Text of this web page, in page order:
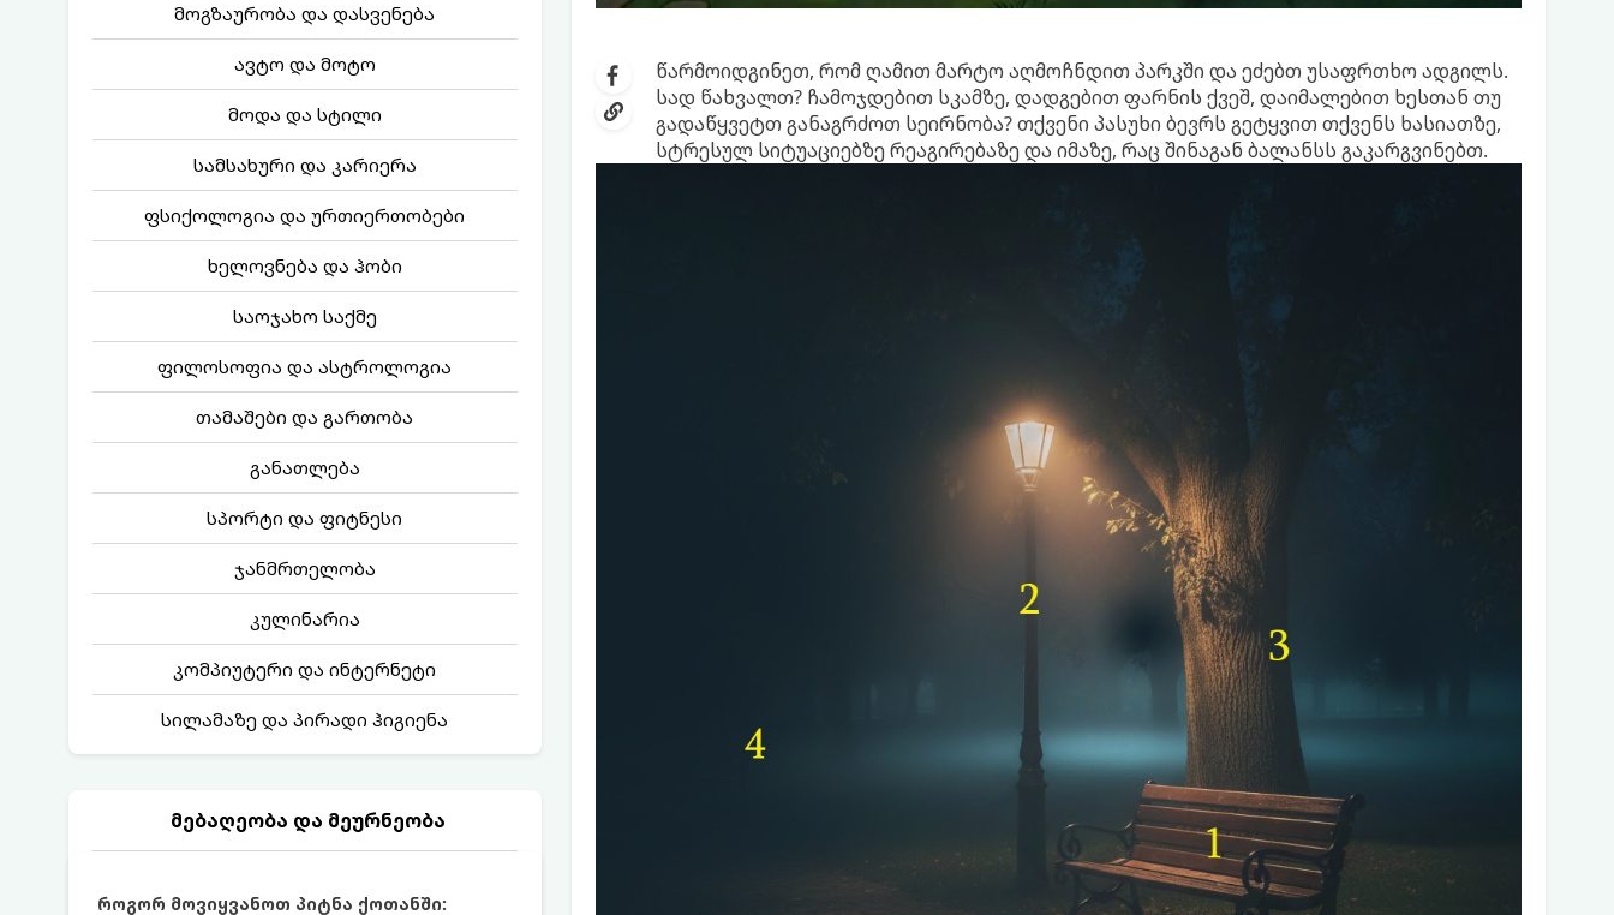
მოგზაურობა და დასვენება
ავტო და მოტო
მოდა და სტილი
სამსახური და კარიერა
ფსიქოლოგია და ურთიერთობები
ხელოვნება და ჰობი
საოჯახო საქმე
ფილოსოფია და ასტროლოგია
თამაშები და გართობა
განათლება
სპორტი და ფიტნესი
ჯანმრთელობა
კულინარია
კომპიუტერი და ინტერნეტი
სილამაზე და პირადი ჰიგიენა
მებაღეობა და მეურნეობა
როგორ მოვიყვანოთ პიტნა ქოთანში:
წარმოიდგინეთ, რომ ღამით მარტო აღმოჩნდით პარკში და ეძებთ უსაფრთხო ადგილს.
სად წახვალთ? ჩამოჯდებით სკამზე, დადგებით ფარნის ქვეშ, დაიმალებით ხესთან თუ
გადაწყვეტთ განაგრძოთ სეირნობა? თქვენი პასუხი ბევრს გეტყვით თქვენს ხასიათზე,
სტრესულ სიტუაციებზე რეაგირებაზე და იმაზე, რაც შინაგან ბალანსს გაკარგვინებთ.